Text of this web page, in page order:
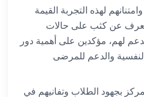
لهذه التجربة القيمة
عن كثب على حالات
لهم، مؤكدين على أهمية دور
والدعم للمرضى
بجهود الطلاب وتفانيهم في